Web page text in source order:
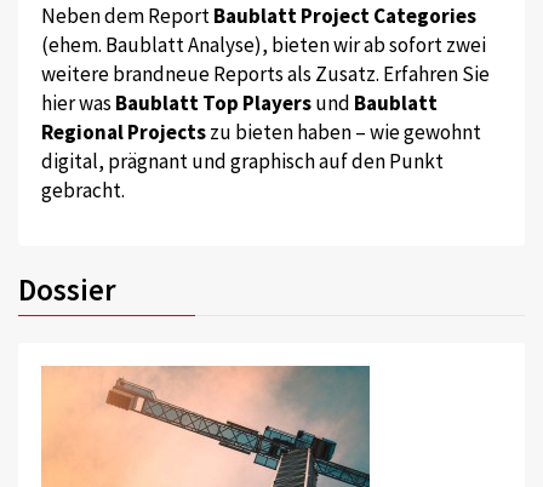
Neben dem ReportBaublatt Project Categories
(ehem. Baublatt Analyse), bieten wir ab sofort zwei
weitere brandneue Reports als Zusatz. Erfahren Sie
hier was Baublatt Top Playersund Baublatt
Regional Projectszu bieten haben – wie gewohnt
digital, prägnant und graphisch auf den Punkt
gebracht.
Dossier